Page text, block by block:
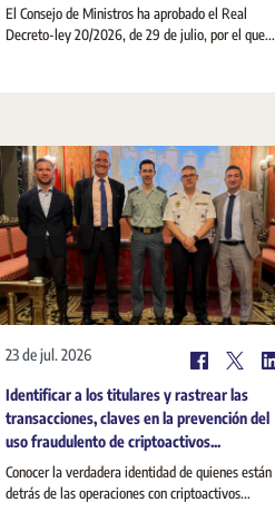
El Consejo de Ministros ha aprobado el Real
Decreto-ley 20/2026, de 29 de julio, por el que...
23 de jul. 2026
Identificar a los titulares y rastrear las
transacciones, claves en la prevención del
uso fraudulento de criptoactivos...
Conocer la verdadera identidad de quienes están
detrás de las operaciones con criptoactivos...